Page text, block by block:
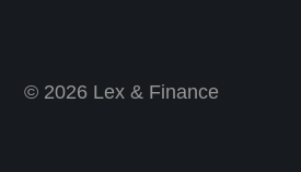
© 2026 Lex & Finance